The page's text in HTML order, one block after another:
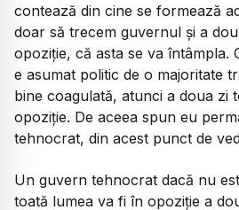
contează din cine se formează
doar să trecem guvernul și a
opoziție, că asta se va întâmpla.
e asumat politic de o majoritate
bine coagulată, atunci a doua zi
opoziție. De aceea spun eu
tehnocrat, din acest punct de
Un guvern tehnocrat dacă nu
toată lumea va fi în opoziție a